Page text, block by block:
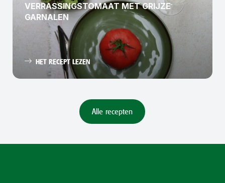
VERRASSINGSTOMAAT MET GRIJZE
GARNALEN
HET RECEPT LEZEN
Alle recepten